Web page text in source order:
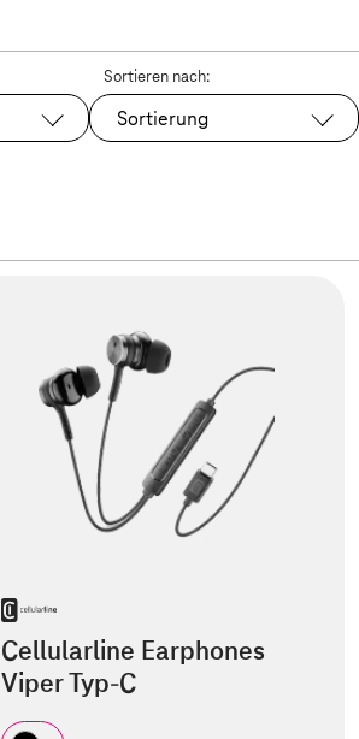
Sortieren nach:
Sortierung
Cellularline Earphones
Viper Typ-C